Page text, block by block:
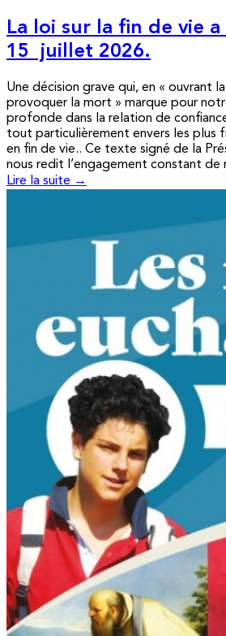
La loi sur la fin de vie
15 juillet 2026.
Une décision grave qui, en « ouvrant
provoquer la mort » marque pour
profonde dans la relation de
tout particulièrement envers les plus
en fin de vie.. Ce texte signé de la
nous redit l’engagement constant de
Lire la suite →